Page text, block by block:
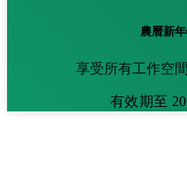
農曆新
享受所有工作空
有效期至